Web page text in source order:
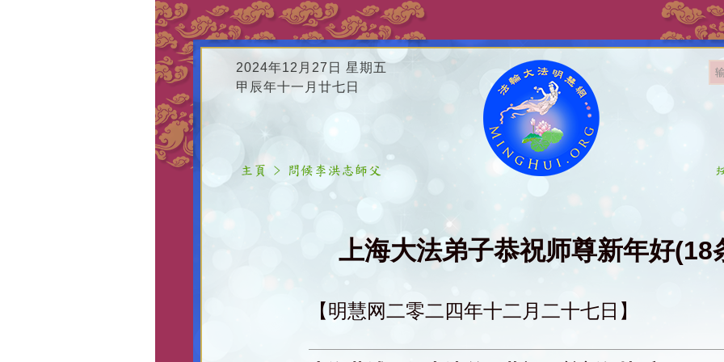
2024年12月27日 星期五
甲辰年十一月廿七日
上海大法弟子恭祝师尊新年好(18
【明慧网二零二四年十二月二十七日】